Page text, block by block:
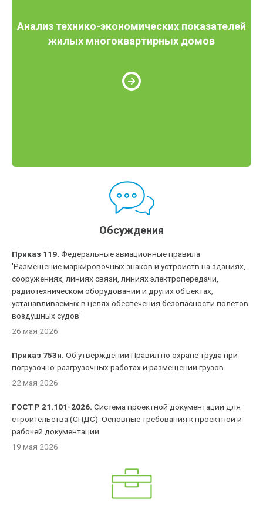
Анализ технико-экономических показателей
жилых многоквартирных домов
Обсуждения
Приказ 119. Федеральные авиационные правила
'Размещение маркировочных знаков и устройств на зданиях,
сооружениях, линиях связи, линиях электропередачи,
радиотехническом оборудовании и других объектах,
устанавливаемых в целях обеспечения безопасности полетов
воздушных судов'
26 мая 2026
Приказ 753н. Об утверждении Правил по охране труда при
погрузочно-разгрузочных работах и размещении грузов
22 мая 2026
ГОСТ Р 21.101-2026. Система проектной документации для
строительства (СПДС). Основные требования к проектной и
рабочей документации
19 мая 2026